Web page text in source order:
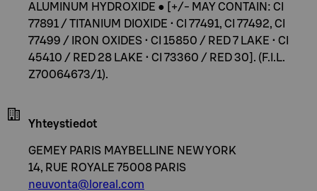
ALUMINUM HYDROXIDE ● [+/- MAY CONTAIN: CI
77891 / TITANIUM DIOXIDE • CI 77491, CI 77492, CI
77499 / IRON OXIDES • CI 15850 / RED 7 LAKE • CI
45410 / RED 28 LAKE • CI 73360 / RED 30]. (F.I.L.
Z70064673/1).
Yhteystiedot
GEMEY PARIS MAYBELLINE NEW YORK
14, RUE ROYALE 75008 PARIS
neuvonta@loreal.com